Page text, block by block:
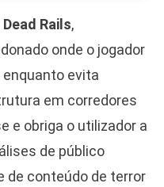
Dead Rails,
onde o jogador
evita
em corredores
e obriga o utilizador a
de público
de conteúdo de terror